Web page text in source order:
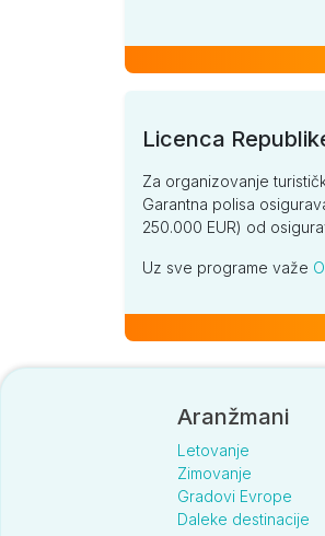
Licenca
Za organizovanje
Garantna polisa
250.000 EUR) od
Uz sve programe važe
Aranžmani
Letovanje
Zimovanje
Gradovi Evrope
Daleke destinacije